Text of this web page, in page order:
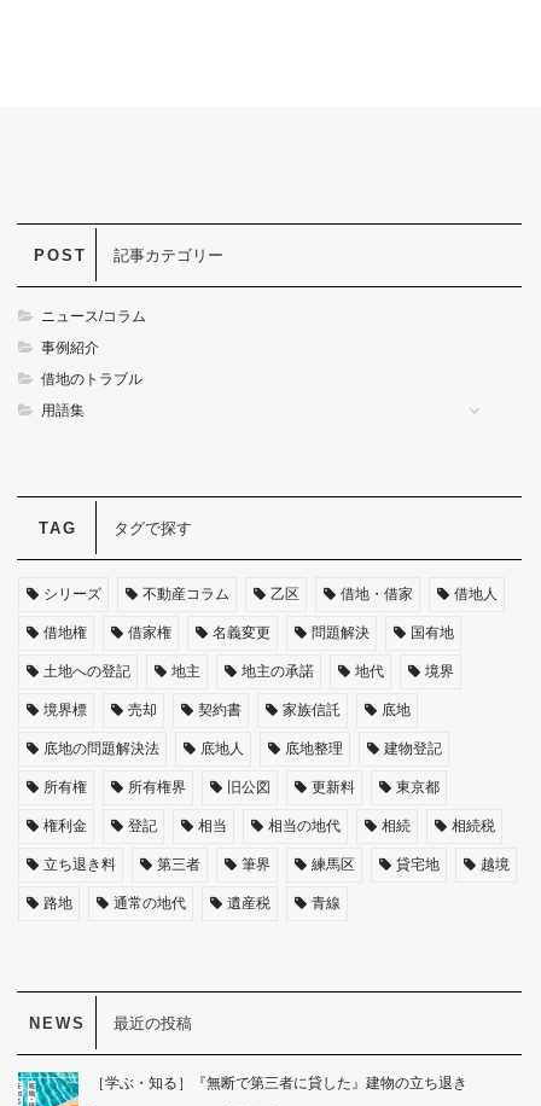
記事カテゴリー
ニュース/コラム
事例紹介
借地のトラブル
用語集
タグで探す
シリーズ 不動産コラム 乙区 借地・借家 借地人
借地権 借家権 名義変更 問題解決 国有地
土地への登記 地主 地主の承諾 地代 境界
境界標 売却 契約書 家族信託 底地
底地の問題解決法 底地人 底地整理 建物登記
所有権 所有権界 旧公図 更新料 東京都
権利金 登記 相当 相当の地代 相続 相続税
立ち退き料 第三者 筆界 練馬区 貸宅地 越境
路地 通常の地代 遺産税 青線
最近の投稿
［学ぶ・知る］『無断で第三者に貸した』建物の立ち退き